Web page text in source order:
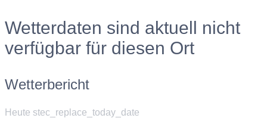
Wetterdaten sind aktuell nicht
verfügbar für diesen Ort
Wetterbericht
Heute stec_replace_today_date